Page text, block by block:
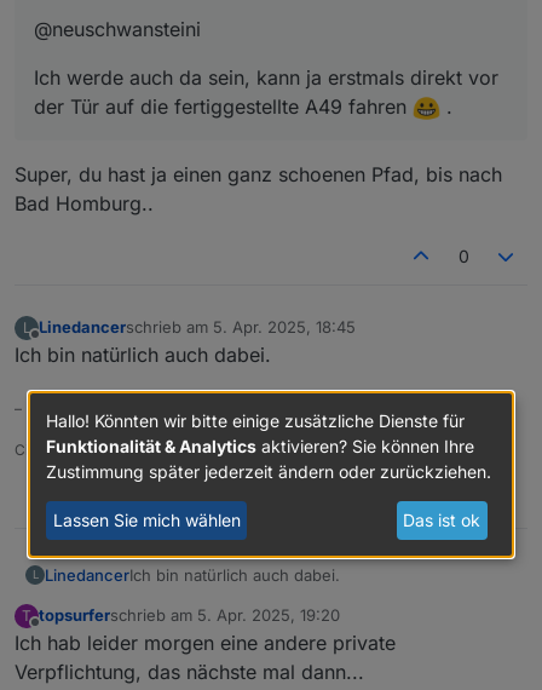
@neuschwansteini
Ich werde auch da sein, kann ja erstmals direkt vor
der Tür auf die fertiggestellte A49 fahren
.
Super, du hast ja einen ganz schoenen Pfad, bis nach
Bad Homburg..
0
L
Offline
Linedancerschrieb am 5. Apr. 2025, 18:45
zuletzt editiert von
Ich bin natürlich auch dabei.
–
Ciao, Gerhard
0
L LinedancerIch bin natürlich auch dabei.
T
Offline
topsurferschrieb am 5. Apr. 2025, 19:20
zuletzt editiert von
Ich hab leider morgen eine andere private
Verpflichtung, das nächste mal dann...
Hallo! Könnten wir bitte einige zusätzliche Dienste für
Funktionalität & Analytics aktivieren? Sie können Ihre
Zustimmung später jederzeit ändern oder zurückziehen.
Lassen Sie mich wählen Das ist ok